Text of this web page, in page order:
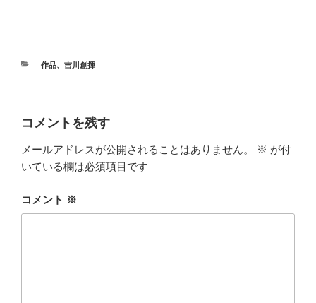
カ
作品、 吉川創揮
コメントを残す
メールアドレスが公開されることはありません。 ※ が付
いている欄は必須項目です
コメント ※